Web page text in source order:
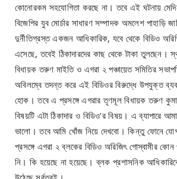
কোনোরকম সহযোগিতা করছে না। তবে এই ঘটনায়
বিজেপির যুব মোর্চার সাধারণ সম্পাদক অমলেশ পাহাড়ি
দুর্নীতিগ্রস্ত একজন আধিকারিক, যবে থেকে বিডিও
এসেছে, তবেই ঠিকাদারদের কাছ থেকে টাকা তুলছেন।
বিধায়ক তরুণ মাইতি ও এগরা ২ পঞ্চায়েত সমিতির
অবিলম্বে তদন্ত করে এই বিডিওর বিরুদ্ধে উপযুক্ত
হোক। তবে এ প্রসঙ্গে এগরার তৃণমূল বিধায়ক তরুণ
বিষয়টি এটা ঠিকাদার ও বিডিও'র বিষয়। এ ব্যাপারে
ভালো। তবে আমি খোঁজ নিয়ে দেখবো। কিন্তু ফোনে
প্রসঙ্গে এগরা ২ ব্লকের বিডিও অরিজিৎ গোস্বামীর কোন
নি। কি হয়েছে না হয়েছে। ব্লক প্রশাসনিক